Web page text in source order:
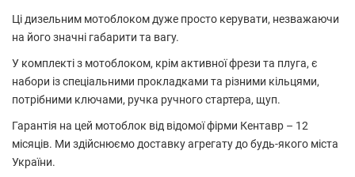
Ці дизельним мотоблоком дуже просто керувати, незважаючи
на його значні габарити та вагу.
У комплекті з мотоблоком, крім активної фрези та плуга, є
набори із спеціальними прокладками та різними кільцями,
потрібними ключами, ручка ручного стартера, щуп.
Гарантія на цей мотоблок від відомої фірми Кентавр – 12
місяців. Ми здійснюємо доставку агрегату до будь-якого міста
України.